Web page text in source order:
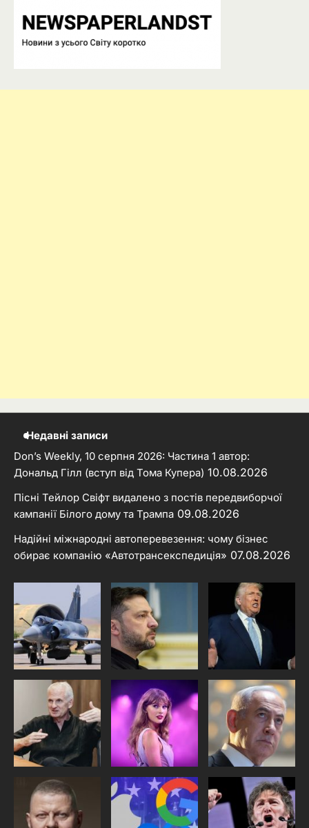
Недавні записи
Don’s Weekly, 10 серпня 2026: Частина 1 автор:
Дональд Гілл (вступ від Тома Купера) 10.08.2026
Пісні Тейлор Свіфт видалено з постів передвиборчої
кампанії Білого дому та Трампа 09.08.2026
Надійні міжнародні автоперевезення: чому бізнес
обирає компанію «Автотрансекспедиція» 07.08.2026